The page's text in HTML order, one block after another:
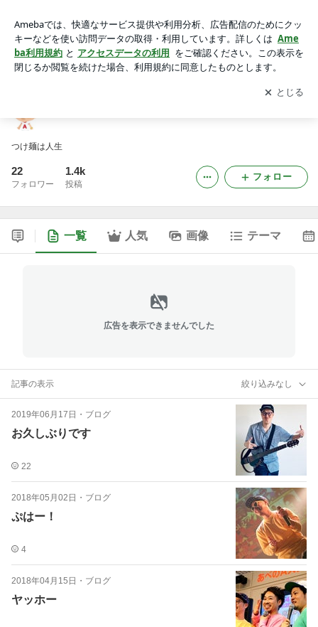
アプリをダウンロードして ブログの更新通知
を受け取りまし
ょう。
開く
つけ麺は人生
22
フォロワー
1.4k
投稿
フォロー
一覧 人気 画像 テーマ
広告を表示できませんでした
記事の表示 絞り込みなし
2019年06月17日 ・ ブログ
お久しぶりです
22
2018年05月02日 ・ ブログ
ぷはー！
4
2018年04月15日 ・ ブログ
ヤッホー